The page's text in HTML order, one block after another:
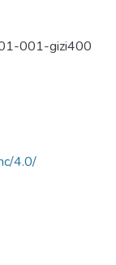
001-gizi400
4.0/